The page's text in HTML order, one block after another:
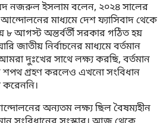
নজরুল ইসলাম বলেন, ২০২৪ সালের
মাধ্যমে দেশ ফ্যাসিবাদ থেকে
৮ আগস্ট অন্তর্বর্তী সরকার গঠিত হয়
জাতীয় নির্বাচনের মাধ্যমে বর্তমান
দুঃখের সাথে লক্ষ্য করছি, বর্তমান
শপথ গ্রহণ করলেও এখনো সংবিধান
অন্যতম লক্ষ্য ছিল বৈষম্যহীন